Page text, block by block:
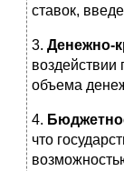
ставок,
3. Денежно-
воздействии
объема
4.
что